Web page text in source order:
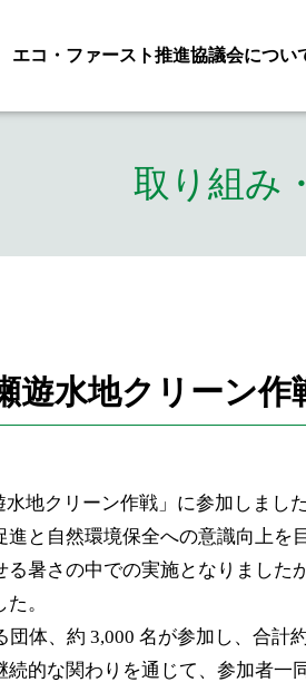
エコ・ファースト推進協議会につい
取り組み
遊水地クリーン
地クリーン作戦」に参加しました
と自然環境保全への意識向上を
暑さの中での実施となりました
。
体、約 3,000 名が参加し、合計
的な関わりを通じて、参加者一